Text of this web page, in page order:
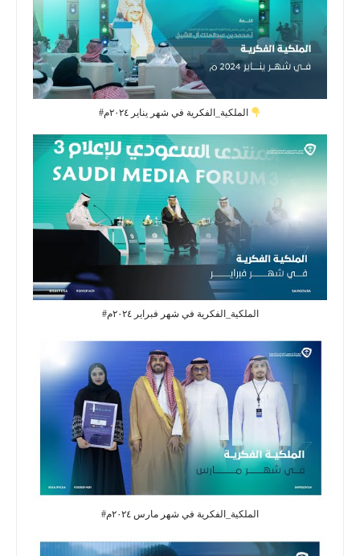
#الملكية_الفكرية‬⁩ في شهر فبراير ٢٠٢٤م
#الملكية_الفكرية⁩ في شهر مارس ٢٠٢٤م